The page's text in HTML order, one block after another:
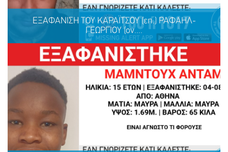
ΕΞΑΦΑΝΙΣΗ ΤΟΥ ΚΑΡΑΪΤΣΟΥ (επ.) ΡΑΦΑΗΛ-
ΓΕΩΡΓΙΟΥ (ον....
ΕΞΑΦΑΝΙΣΗ ΤΟΥ ΚΑΡΑΪΤΣΟΥ (επ.) ΡΑΦΑΗΛ-
ΓΕΩΡΓΙΟΥ (ον.), 31 ΕΤΩΝ